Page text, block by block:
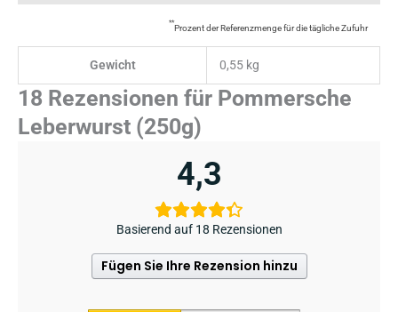
**
Prozent der Referenzmenge für die tägliche Zufuhr
Gewicht 0,55 kg
18 Rezensionen für Pommersche
Leberwurst (250g)
4,3
Basierend auf 18 Rezensionen
Fügen Sie Ihre Rezension hinzu